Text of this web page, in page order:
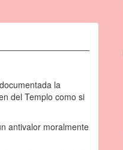
la
del Templo como si
antivalor moralmente